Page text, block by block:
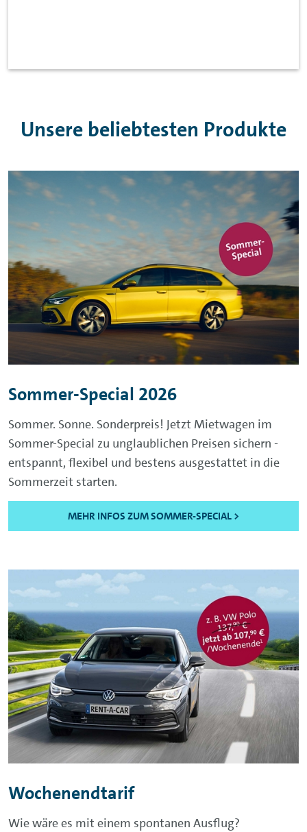
Unsere beliebtesten Produkte
Sommer-Special 2026
Sommer. Sonne. Sonderpreis! Jetzt Mietwagen im
Sommer-Special zu unglaublichen Preisen sichern -
entspannt, flexibel und bestens ausgestattet in die
Sommerzeit starten.
MEHR INFOS ZUM SOMMER-SPECIAL >
Wochenendtarif
Wie wäre es mit einem spontanen Ausflug?